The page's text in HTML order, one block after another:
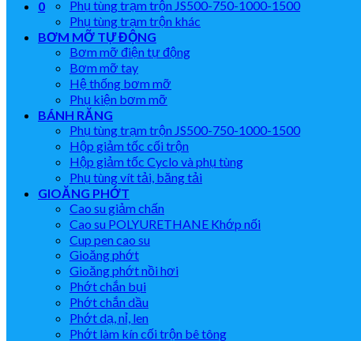
0
Phụ tùng trạm trộn JS500-750-1000-1500
Phụ tùng trạm trộn khác
BƠM MỠ TỰ ĐỘNG
Bơm mỡ điện tự động
Bơm mỡ tay
Hệ thống bơm mỡ
Phụ kiện bơm mỡ
BÁNH RĂNG
Phụ tùng trạm trộn JS500-750-1000-1500
Hộp giảm tốc cối trộn
Hộp giảm tốc Cyclo và phụ tùng
Phụ tùng vít tải, băng tải
GIOĂNG PHỚT
Cao su giảm chấn
Cao su POLYURETHANE Khớp nối
Cup pen cao su
Gioăng phớt
Gioăng phớt nồi hơi
Phớt chắn bụi
Phớt chắn dầu
Phớt dạ, nỉ, len
Phớt làm kín cối trộn bê tông